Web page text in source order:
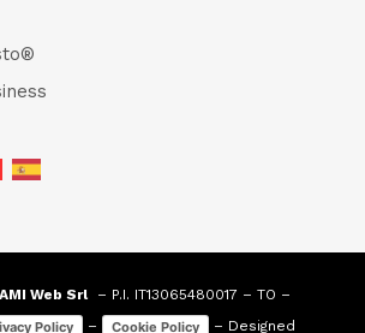
Web Srl– P.I. IT13065480017 – TO –
Policy – Cookie Policy – Designed